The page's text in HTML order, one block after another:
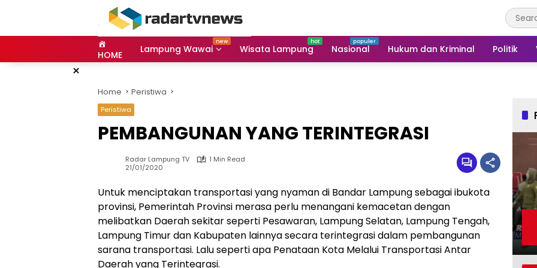
HOME Lampung Wawai Wisata Lampung Nasional Hukum dan Kriminal Politik
×
Home Peristiwa
Peristiwa
PEMBANGUNAN YANG TERINTEGRASI
Radar Lampung TV
1 Min Read
21/01/2020
Untuk menciptakan transportasi yang nyaman di Bandar Lampung sebagai ibukota
provinsi, Pemerintah Provinsi merasa perlu menangani kemacetan dengan
melibatkan Daerah sekitar seperti Pesawaran, Lampung Selatan, Lampung Tengah,
Lampung Timur dan Kabupaten lainnya secara terintegrasi dalam pembangunan
sarana transportasi. Lalu seperti apa Penataan Kota Melalui Transportasi Antar
Daerah yang Terintegrasi.